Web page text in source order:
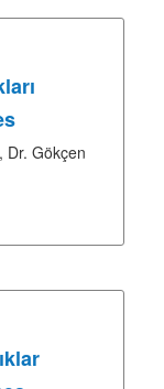
Dr. Gökçen